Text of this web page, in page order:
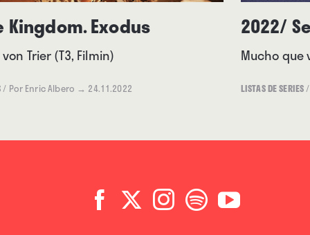
Kingdom. Exodus
Trier (T3, Filmin)
/ Por Enric Albero → 24.11.2022
2022/
Mucho que
LISTAS DE SERIES/